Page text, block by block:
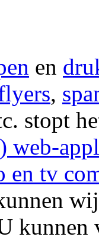
en
,
stopt
web-
en tv
kunnen